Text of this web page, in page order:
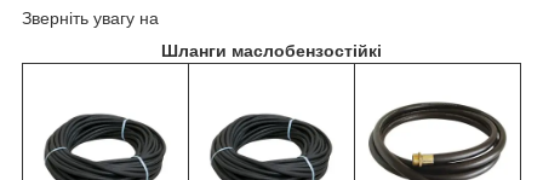
Зверніть увагу на
Шланги маслобензостійкі